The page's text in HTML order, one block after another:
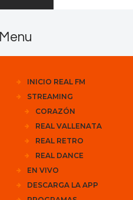
Menu
INICIO REAL FM
STREAMING
CORAZÓN
REAL VALLENATA
REAL RETRO
REAL DANCE
EN VIVO
DESCARGA LA APP